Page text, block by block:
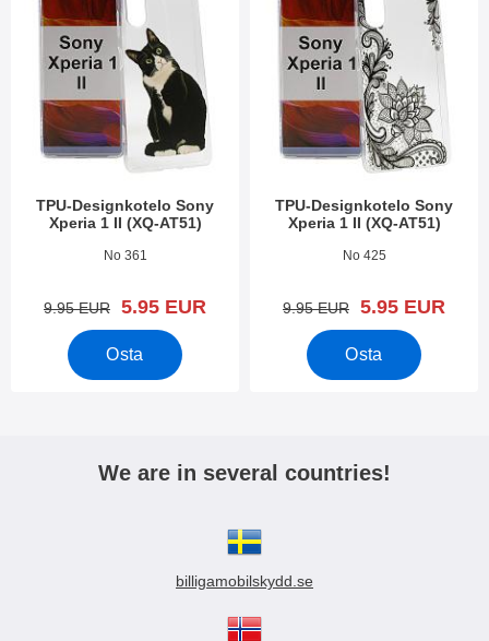
TPU-Designkotelo Sony
Xperia 1 II (XQ-AT51)
Tuote.nro 36697
No 361
vanha hinta
9.95 EUR uusi hinta
5.95 EUR
Osta
TPU-Designkotelo Sony
Xperia 1 II (XQ-AT51)
Tuote.nro 36655
No 425
vanha hinta
9.95 EUR uusi hinta
5.95 EUR
Osta
We are in several countries!
billigamobilskydd.se